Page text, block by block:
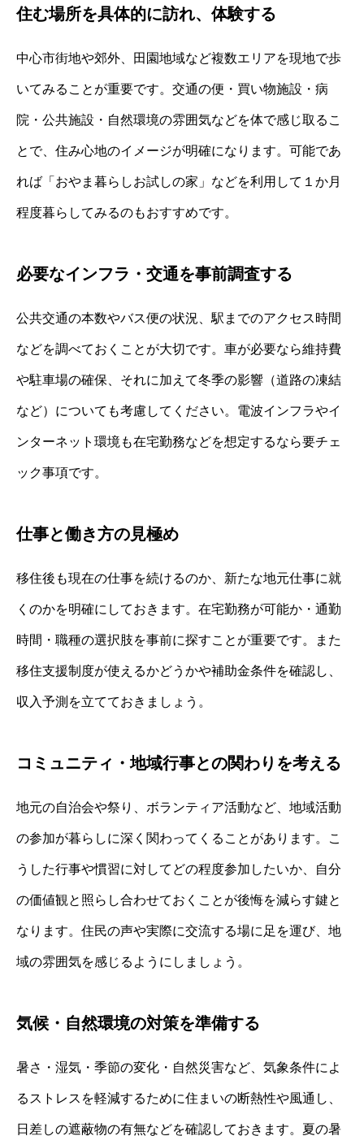
住む場所を具体的に訪れ、体験する
中心市街地や郊外、田園地域など複数エリアを現地で歩
いてみることが重要です。交通の便・買い物施設・病
院・公共施設・自然環境の雰囲気などを体で感じ取るこ
とで、住み心地のイメージが明確になります。可能であ
れば「おやま暮らしお試しの家」などを利用して１か月
程度暮らしてみるのもおすすめです。
必要なインフラ・交通を事前調査する
公共交通の本数やバス便の状況、駅までのアクセス時間
などを調べておくことが大切です。車が必要なら維持費
や駐車場の確保、それに加えて冬季の影響（道路の凍結
など）についても考慮してください。電波インフラやイ
ンターネット環境も在宅勤務などを想定するなら要チェ
ック事項です。
仕事と働き方の見極め
移住後も現在の仕事を続けるのか、新たな地元仕事に就
くのかを明確にしておきます。在宅勤務が可能か・通勤
時間・職種の選択肢を事前に探すことが重要です。また
移住支援制度が使えるかどうかや補助金条件を確認し、
収入予測を立てておきましょう。
コミュニティ・地域行事との関わりを考える
地元の自治会や祭り、ボランティア活動など、地域活動
の参加が暮らしに深く関わってくることがあります。こ
うした行事や慣習に対してどの程度参加したいか、自分
の価値観と照らし合わせておくことが後悔を減らす鍵と
なります。住民の声や実際に交流する場に足を運び、地
域の雰囲気を感じるようにしましょう。
気候・自然環境の対策を準備する
暑さ・湿気・季節の変化・自然災害など、気象条件によ
るストレスを軽減するために住まいの断熱性や風通し、
日差しの遮蔽物の有無などを確認しておきます。夏の暑